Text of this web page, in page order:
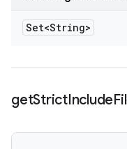
Set<String>
getStrictInclude